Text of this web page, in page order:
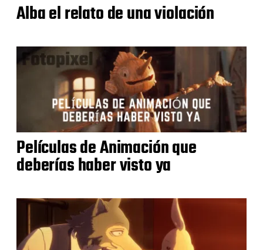
Alba el relato de una violación
Películas de Animación que
deberías haber visto ya